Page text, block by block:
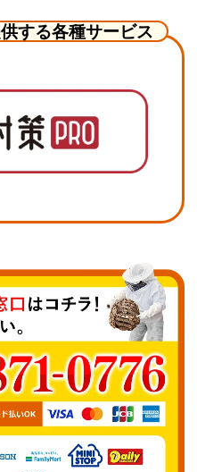
する各種サービス